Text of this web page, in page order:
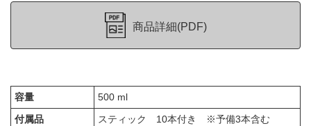
商品詳細(PDF)
容量
500 ml
付属品
スティック 10本付き ※予備3本含む